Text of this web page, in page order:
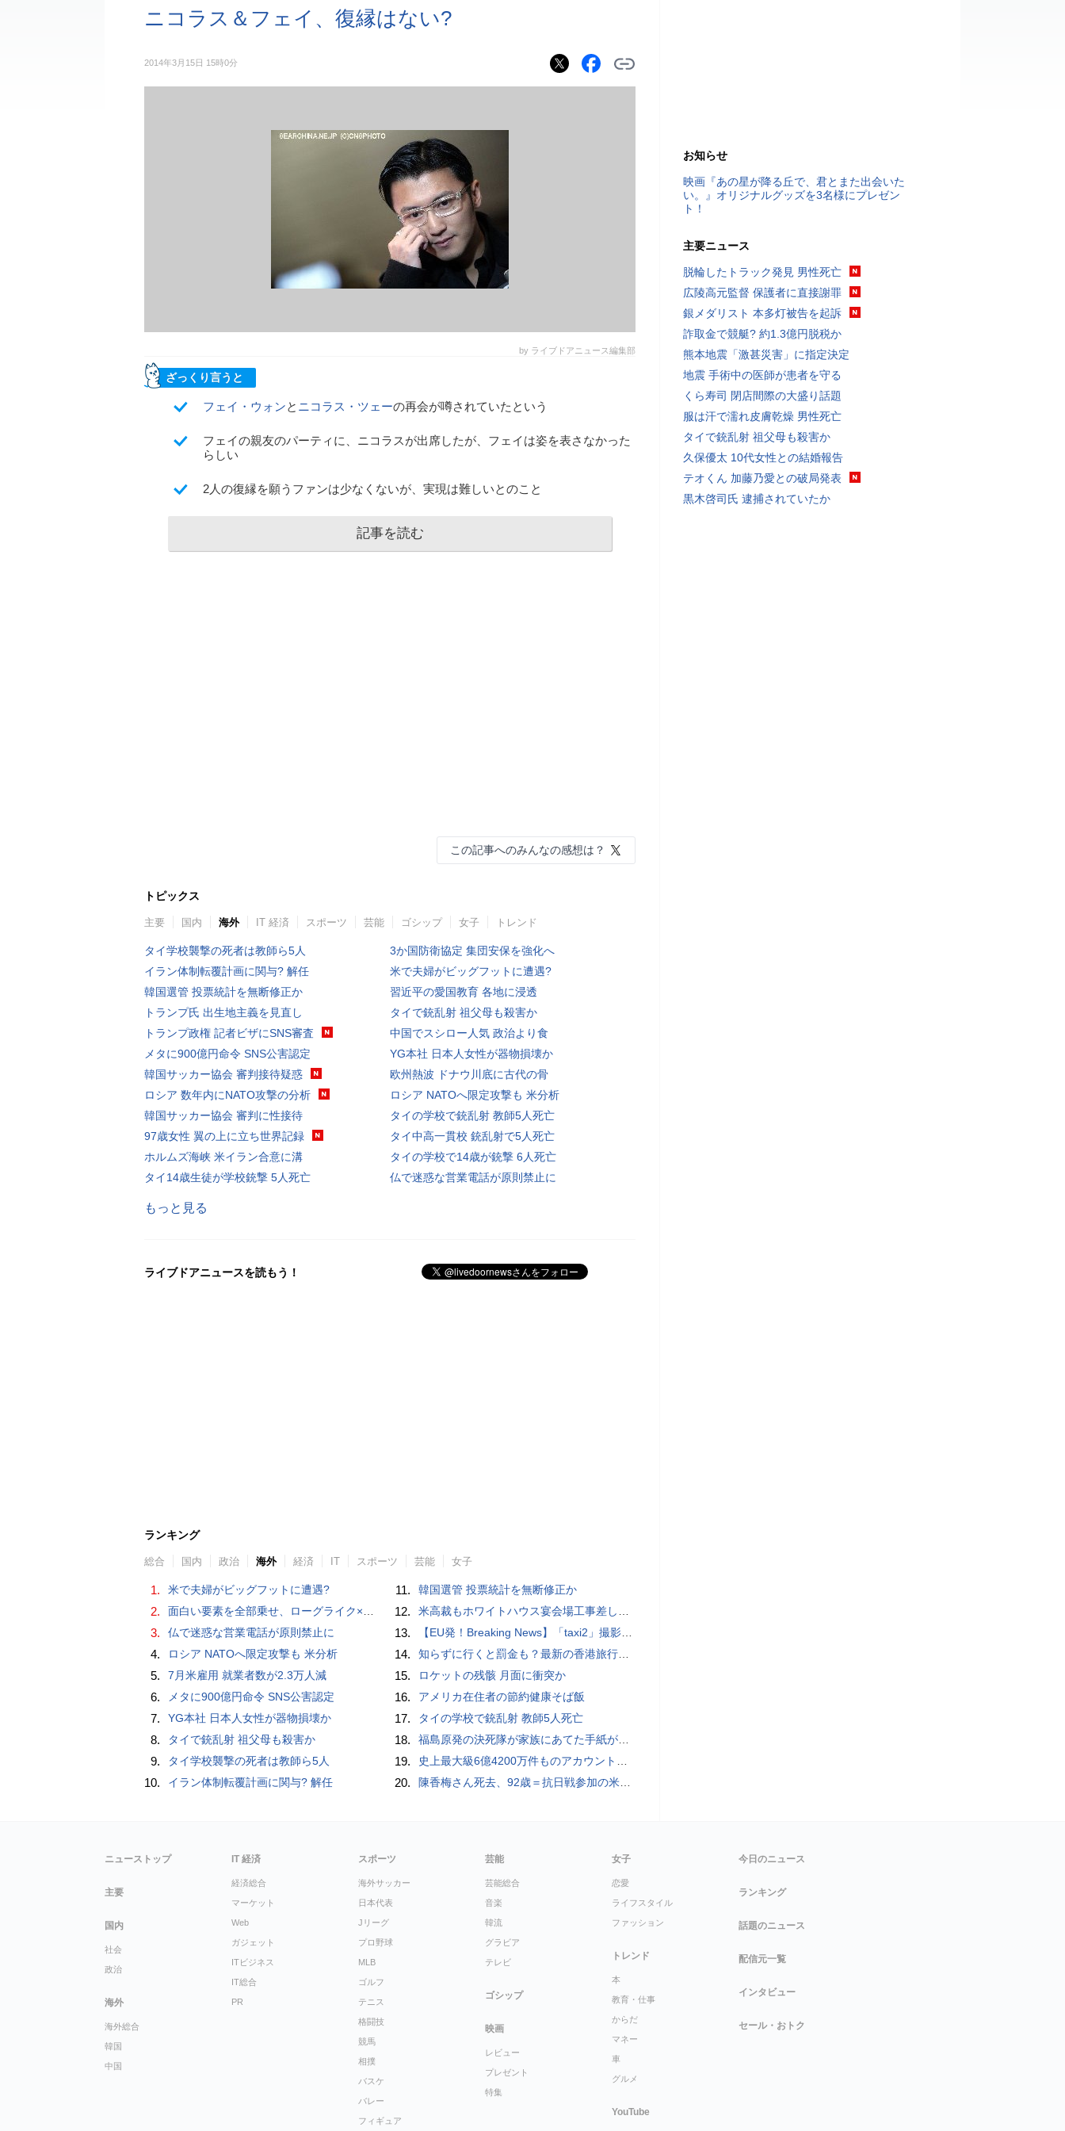
ニコラス＆フェイ、復縁はない?
2014年3月15日 15時0分
by ライブドアニュース編集部
ざっくり言うと
フェイ・ウォンと ニコラス・ツェーの再会が噂されていたという
フェイの親友のパーティに、ニコラスが出席したが、フェイは姿を表さなかった
らしい
2人の復縁を願うファンは少なくないが、実現は難しいとのこと
記事を読む
この記事へのみんなの感想は？
トピックス
主要 国内 海外 IT 経済 スポーツ 芸能 ゴシップ 女子 トレンド
タイ学校襲撃の死者は教師ら5人
イラン体制転覆計画に関与? 解任
韓国選管 投票統計を無断修正か
トランプ氏 出生地主義を見直し
トランプ政権 記者ビザにSNS審査
メタに900億円命令 SNS公害認定
韓国サッカー協会 審判接待疑惑
ロシア 数年内にNATO攻撃の分析
韓国サッカー協会 審判に性接待
97歳女性 翼の上に立ち世界記録
ホルムズ海峡 米イラン合意に溝
タイ14歳生徒が学校銃撃 5人死亡
3か国防衛協定 集団安保を強化へ
米で夫婦がビッグフットに遭遇?
習近平の愛国教育 各地に浸透
タイで銃乱射 祖父母も殺害か
中国でスシロー人気 政治より食
YG本社 日本人女性が器物損壊か
欧州熱波 ドナウ川底に古代の骨
ロシア NATOへ限定攻撃も 米分析
タイの学校で銃乱射 教師5人死亡
タイ中高一貫校 銃乱射で5人死亡
タイの学校で14歳が銃撃 6人死亡
仏で迷惑な営業電話が原則禁止に
もっと見る
ライブドアニュースを読もう！
ランキング
総合 国内 政治 海外 経済 IT スポーツ 芸能 女子
1. 米で夫婦がビッグフットに遭遇?
2. 面白い要素を全部乗せ、ローグライク×デッキ構築×パーティ制RPGの「Chrono Ark」を遊んでみた
3. 仏で迷惑な営業電話が原則禁止に
4. ロシア NATOへ限定攻撃も 米分析
5. 7月米雇用 就業者数が2.3万人減
6. メタに900億円命令 SNS公害認定
7. YG本社 日本人女性が器物損壊か
8. タイで銃乱射 祖父母も殺害か
9. タイ学校襲撃の死者は教師ら5人
10. イラン体制転覆計画に関与? 解任
11. 韓国選管 投票統計を無断修正か
12. 米高裁もホワイトハウス宴会場工事差し止め
13. 【EU発！Breaking News】「taxi2」撮影中スタントシーンでカメラマンが死亡、有罪へ（フランス）
14. 知らずに行くと罰金も？最新の香港旅行で「絶対にやってはいけない」20のルール
15. ロケットの残骸 月面に衝突か
16. アメリカ在住者の節約健康そば飯
17. タイの学校で銃乱射 教師5人死亡
18. 福島原発の決死隊が家族にあてた手紙が感動を呼ぶ＝香港
19. 史上最大級6億4200万件ものアカウント情報が流出してダークウェブで販売、サイト側は流出を把握せず
20. 陳香梅さん死去、92歳＝抗日戦参加の米将校の妻、台米関係に影響力
お知らせ
映画『あの星が降る丘で、君とまた出会いた
い。』オリジナルグッズを3名様にプレゼン
ト！
主要ニュース
脱輪したトラック発見 男性死亡
広陵高元監督 保護者に直接謝罪
銀メダリスト 本多灯被告を起訴
詐取金で競艇? 約1.3億円脱税か
熊本地震「激甚災害」に指定決定
地震 手術中の医師が患者を守る
くら寿司 閉店間際の大盛り話題
服は汗で濡れ皮膚乾燥 男性死亡
タイで銃乱射 祖父母も殺害か
久保優太 10代女性との結婚報告
テオくん 加藤乃愛との破局発表
黒木啓司氏 逮捕されていたか
ニューストップ
主要
国内
社会
政治
海外
海外総合
韓国
中国
IT 経済
経済総合
マーケット
Web
ガジェット
ITビジネス
IT総合
PR
スポーツ
海外サッカー
日本代表
Jリーグ
プロ野球
MLB
ゴルフ
テニス
格闘技
競馬
相撲
バスケ
バレー
フィギュア
芸能
芸能総合
音楽
韓流
グラビア
テレビ
ゴシップ
映画
レビュー
プレゼント
特集
女子
恋愛
ライフスタイル
ファッション
トレンド
本
教育・仕事
からだ
マネー
車
グルメ
YouTube
今日のニュース
ランキング
話題のニュース
配信元一覧
インタビュー
セール・おトク